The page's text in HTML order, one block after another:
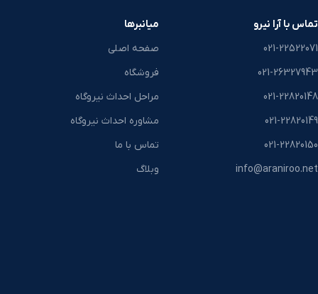
تماس با آرا نیرو
021-22522071
021-26327943
021-22820148
021-22820149
021-22820150
info@araniroo.net
میانبرها
صفحه اصلی
فروشگاه
مراحل احداث نیروگاه
مشاوره احداث نیروگاه
تماس با ما
وبلاگ